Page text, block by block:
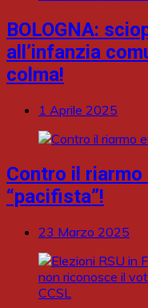
BOLOGNA:
all’infanzia
colma!
1 Aprile 2025
Contro il riarmo
“pacifista”!
23 Marzo 2025